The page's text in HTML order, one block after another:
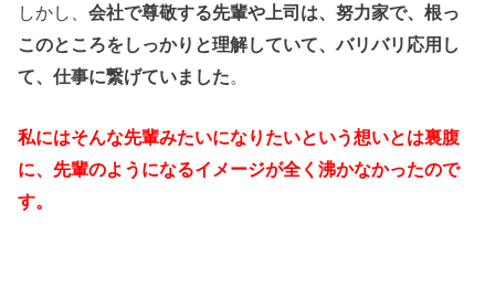
しかし、会社で尊敬する先輩や上司は、努力家で、根っ
このところをしっかりと理解していて、バリバリ応用し
て、仕事に繋げていました。
私にはそんな先輩みたいになりたいという想いとは裏腹
に、先輩のようになるイメージが全く沸かなかったので
す。